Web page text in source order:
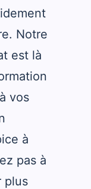
Notre
est là
vos
à
pas à
plus